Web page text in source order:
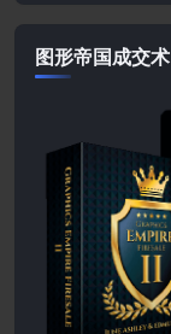
图形帝国成交术